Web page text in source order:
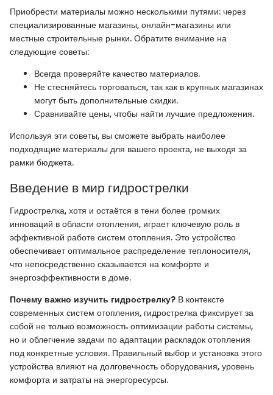
Приобрести материалы можно несколькими путями: через
специализированные магазины, онлайн-магазины или
местные строительные рынки. Обратите внимание на
следующие советы:
Всегда проверяйте качество материалов.
Не стесняйтесь торговаться, так как в крупных магазинах
могут быть дополнительные скидки.
Сравнивайте цены, чтобы найти лучшие предложения.
Используя эти советы, вы сможете выбрать наиболее
подходящие материалы для вашего проекта, не выходя за
рамки бюджета.
Введение в мир гидрострелки
Гидрострелка, хотя и остаётся в тени более громких
инноваций в области отопления, играет ключевую роль в
эффективной работе систем отопления. Это устройство
обеспечивает оптимальное распределение теплоносителя,
что непосредственно сказывается на комфорте и
энергоэффективности в доме.
Почему важно изучить гидрострелку? В контексте
современных систем отопления, гидрострелка фиксирует за
собой не только возможность оптимизации работы системы,
но и облегчение задачи по адаптации раскладок отопления
под конкретные условия. Правильный выбор и установка этого
устройства влияют на долговечность оборудования, уровень
комфорта и затраты на энергоресурсы.